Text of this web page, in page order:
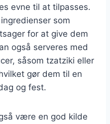
evne til at tilpasses.
som
for at give dem
også serveres med
såsom tzatziki eller
gør dem til en
og fest.
være en god kilde